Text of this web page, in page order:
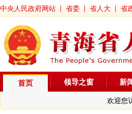
中央人民政府网站 | 省委 | 省人大 | 省
首页
欢迎您
领导之窗 新